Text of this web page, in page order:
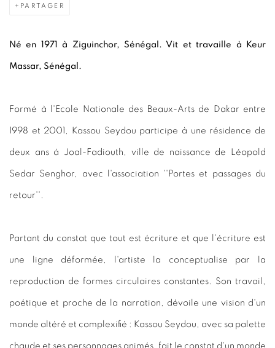
PARTAGER
Né en 1971 à Ziguinchor, Sénégal. Vit et travaille à Keur
Massar, Sénégal.
Formé à l'Ecole Nationale des Beaux-Arts de Dakar entre
1998 et 2001, Kassou Seydou participe à une résidence de
deux ans à Joal-Fadiouth, ville de naissance de Léopold
Sedar Senghor, avec l'association ''Portes et passages du
retour''.
Partant du constat que tout est écriture et que l'écriture est
une ligne déformée, l'artiste la conceptualise par la
reproduction de formes circulaires constantes. Son travail,
poétique et proche de la narration, dévoile une vision d'un
monde altéré et complexifié : Kassou Seydou, avec sa palette
chaude et ses personnages animés, fait le constat d'un monde